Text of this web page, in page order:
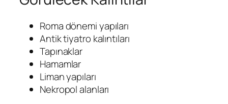
Roma dönemi yapıları
Antik tiyatro kalıntıları
Tapınaklar
Hamamlar
Liman yapıları
Nekropol alanları